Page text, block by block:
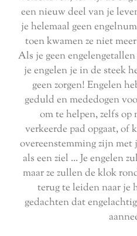
een nieuw deel van je
je helemaal geen
toen kwamen ze niet
Als je geen
je engelen je in de steek
geen zorgen! Engelen
geduld en mededogen
om te helpen, zelfs
verkeerde pad opgaat, of
overeenstemming zijn met
als een ziel ... Je engelen
maar ze zullen de klok
terug te leiden naar je
gedachten dat